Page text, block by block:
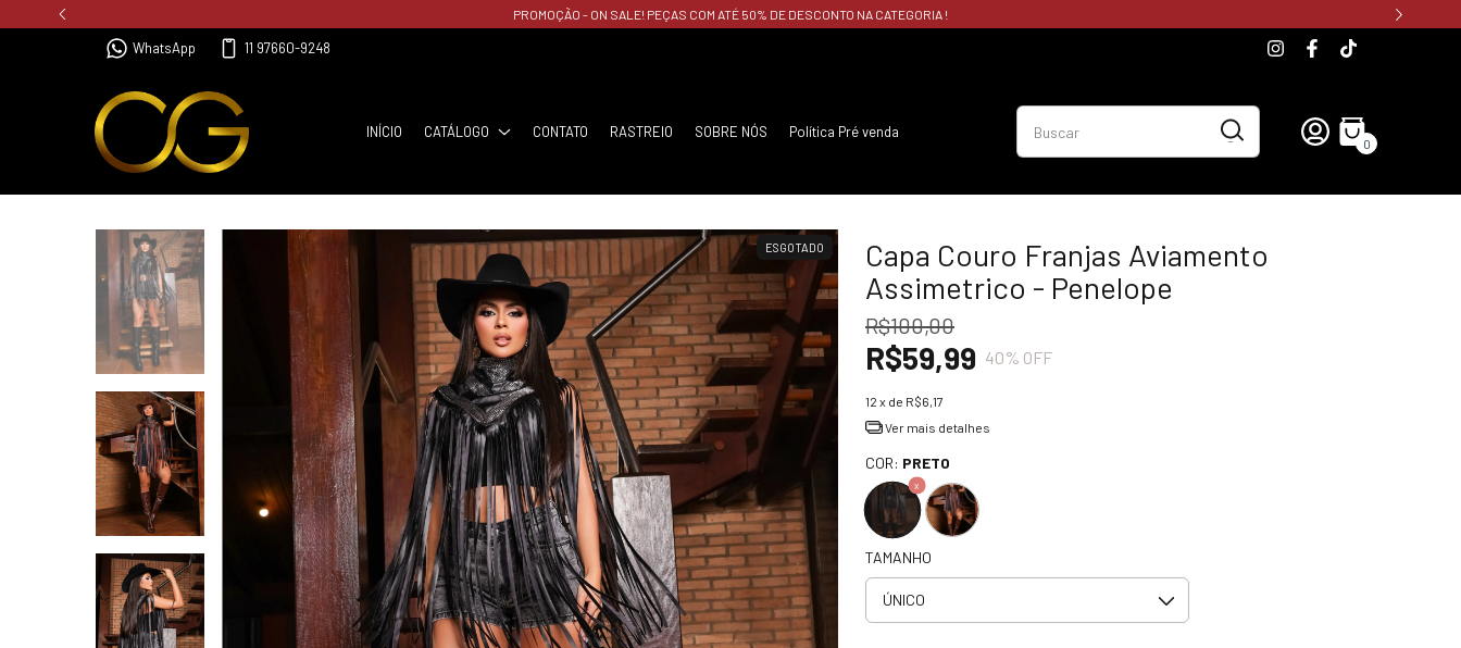
TIRE SUAS DÚVIDAS. É SÓ CHAMAR NO ZAP
WhatsApp 11 97660-9248
INÍCIO CATÁLOGO CONTATO RASTREIO SOBRE NÓS Política Pré venda
0
ESGOTADO
Capa Couro Franjas Aviamento
Assimetrico - Penelope
R$100,00
R$59,99 40% OFF
12 x de R$6,17
Ver mais detalhes
COR: PRETO
TAMANHO